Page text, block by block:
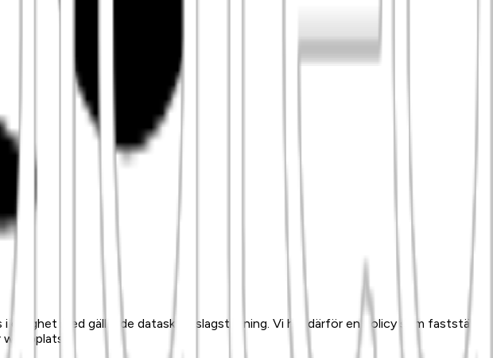
med gällande dataskyddslagstiftning. Vi har därför en policy som fastställer
webbplats.